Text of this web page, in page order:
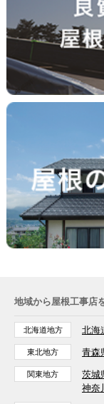
地域から屋根工事店
北海道地方 北海
東北地方 青森
関東地方 茨城
神奈